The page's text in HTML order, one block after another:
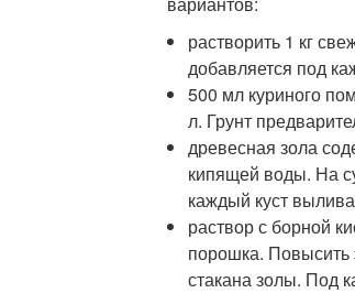
растворить 1 кг
добавляется под
500 мл куриного
л. Грунт
древесная зола
кипящей воды. На
каждый куст
раствор с борной
порошка. Повысить
стакана золы. Под